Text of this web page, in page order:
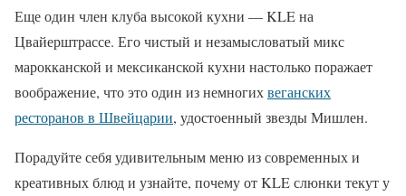
Еще один член клуба высокой кухни — KLE на
Цвайерштрассе. Его чистый и незамысловатый микс
марокканской и мексиканской кухни настолько поражает
воображение, что это один из немногихвеганских
ресторанов в Швейцарии, удостоенный звезды Мишлен.
Порадуйте себя удивительным меню из современных и
креативных блюд и узнайте, почему от KLE слюнки текут у